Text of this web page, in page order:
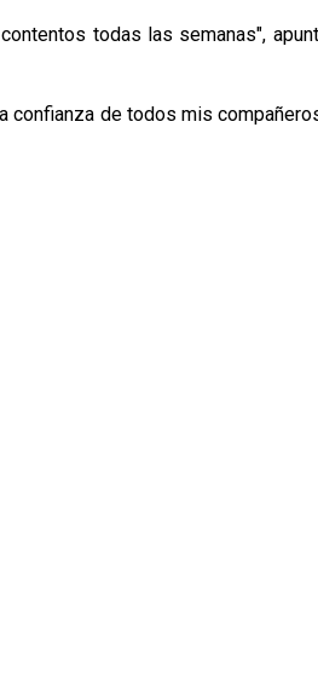
todas las semanas",
de todos mis